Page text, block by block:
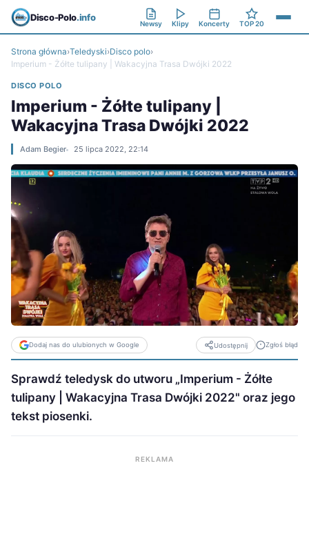
Disco-Polo.info
Newsy Klipy Koncerty TOP 20
Strona główna›Teledyski›Disco polo›
Imperium - Żółte tulipany | Wakacyjna Trasa Dwójki 2022
DISCO POLO
Imperium - Żółte tulipany |
Wakacyjna Trasa Dwójki 2022
Adam Begier 25 lipca 2022, 22:14
Dodaj nas do ulubionych w Google Udostępnij Zgłoś błąd
Sprawdź teledysk do utworu „Imperium - Żółte
tulipany | Wakacyjna Trasa Dwójki 2022" oraz jego
tekst piosenki.
REKLAMA